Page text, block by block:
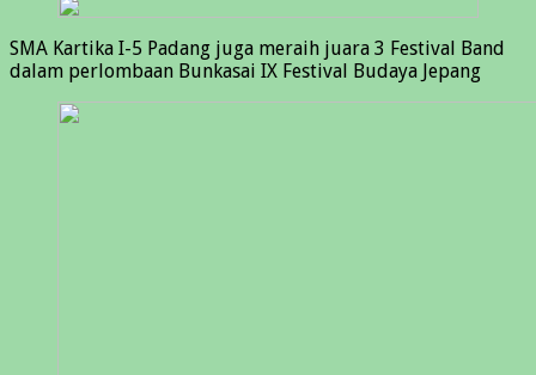
SMA Kartika I-5 Padang juga meraih juara 3 Festival Band
dalam perlombaan Bunkasai IX Festival Budaya Jepang